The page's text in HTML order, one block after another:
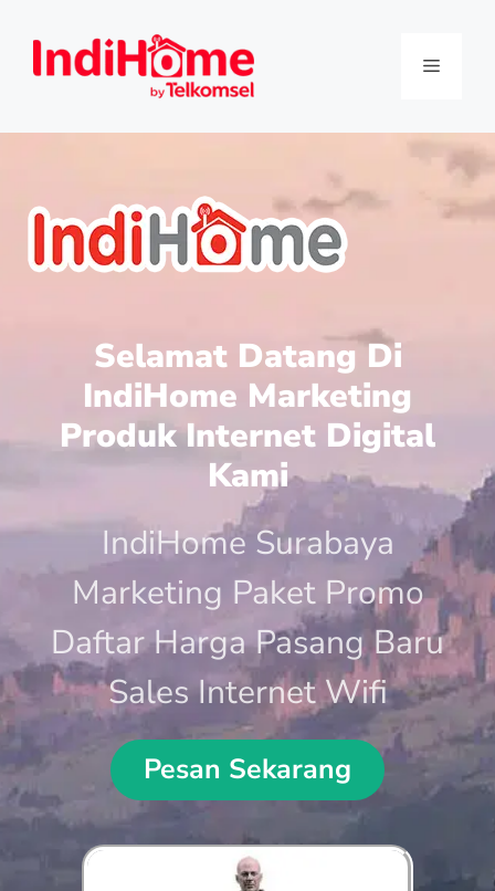
Selamat Datang Di
IndiHome Marketing
Produk Internet Digital
Kami
IndiHome Surabaya
Marketing Paket Promo
Daftar Harga Pasang Baru
Sales Internet Wifi
Pesan Sekarang